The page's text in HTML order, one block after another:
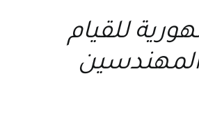
للقيام